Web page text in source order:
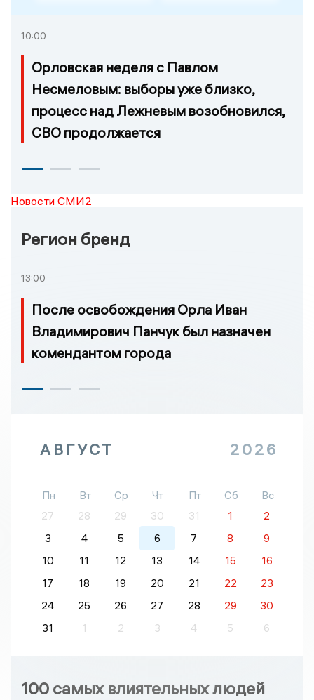
10:00
Орловская неделя с Павлом
Несмеловым: выборы уже близко,
процесс над Лежневым возобновился,
СВО продолжается
Новости СМИ2
Регион бренд
13:00
После освобождения Орла Иван
Владимирович Панчук был назначен
комендантом города
АВГУСТ 2026
Пн Вт Ср Чт Пт Сб
Вс
27
28 29 30 31 1
2
3
4 5 6 7 8
9
10
11 12 13 14 15
16
17
18 19 20 21 22
23
24
25 26 27 28 29
30
31
1 2 3 4 5 6
100 самых влиятельных людей